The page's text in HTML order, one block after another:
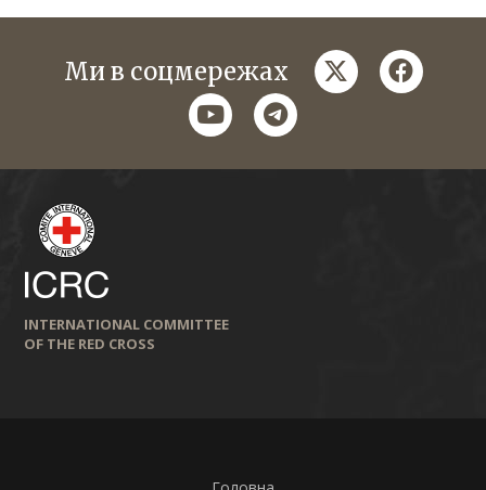
Ми в соцмережах twitter
youtubetelegram
INTERNATIONAL COMMITTEE
OF THE RED CROSS